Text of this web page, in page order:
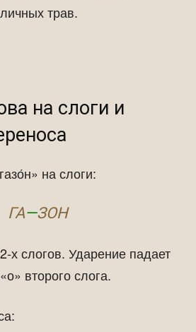
трав.
на слоги и
на слоги:
ГА—ЗОН
х слогов. Ударение падает
второго слога.